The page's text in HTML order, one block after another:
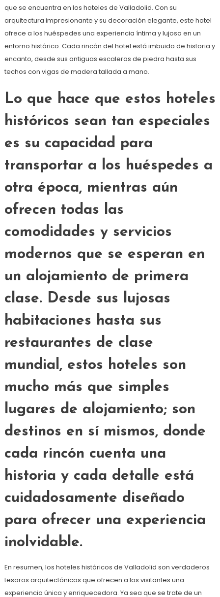
que se encuentra en los hoteles de Valladolid. Con su
arquitectura impresionante y su decoración elegante, este hotel
ofrece a los huéspedes una experiencia íntima y lujosa en un
entorno histórico. Cada rincón del hotel está imbuido de historia y
encanto, desde sus antiguas escaleras de piedra hasta sus
techos con vigas de madera tallada a mano.
Lo que hace que estos hoteles
históricos sean tan especiales
es su capacidad para
transportar a los huéspedes a
otra época, mientras aún
ofrecen todas las
comodidades y servicios
modernos que se esperan en
un alojamiento de primera
clase. Desde sus lujosas
habitaciones hasta sus
restaurantes de clase
mundial, estos hoteles son
mucho más que simples
lugares de alojamiento; son
destinos en sí mismos, donde
cada rincón cuenta una
historia y cada detalle está
cuidadosamente diseñado
para ofrecer una experiencia
inolvidable.
En resumen, los hoteles históricos de Valladolid son verdaderos
tesoros arquitectónicos que ofrecen a los visitantes una
experiencia única y enriquecedora. Ya sea que se trate de un